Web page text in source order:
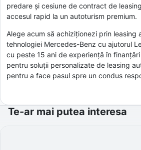
predare și cesiune de contract de
accesul rapid la un autoturism premium.
Alege acum să achiziționezi prin leasing
tehnologiei Mercedes-Benz cu ajutorul
cu peste 15 ani de experiență în
pentru soluții personalizate de leasing
pentru a face pasul spre un condus
Te-ar mai putea interesa